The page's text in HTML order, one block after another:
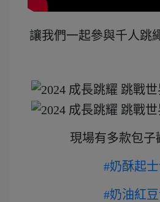
讓我們一起參與千人跳繩
現場有多款包子
#奶酥起
#奶油紅